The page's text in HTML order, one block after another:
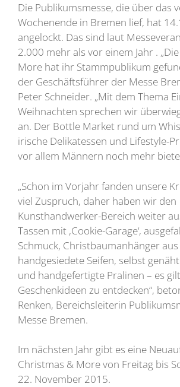
Die Publikumsmesse, die über das
Wochenende in Bremen lief, hat
angelockt. Das sind laut
2.000 mehr als vor einem Jahr .
More hat ihr Stammpublikum
der Geschäftsführer der Messe
Peter Schneider. „Mit dem Thema
Weihnachten sprechen wir
an. Der Bottle Market rund um
irische Delikatessen und Lifestyle-
vor allem Männern noch mehr
„Schon im Vorjahr fanden unsere
viel Zuspruch, daher haben wir den
Kunsthandwerker-Bereich weiter
Tassen mit ,Cookie-Garage‘,
Schmuck, Christbaumanhänger
handgesiedete Seifen, selbst
und handgefertigte Pralinen – es
Geschenkideen zu entdecken“,
Renken, Bereichsleiterin
Messe Bremen.
Im nächsten Jahr gibt es eine
Christmas & More von Freitag bis
22. November 2015.